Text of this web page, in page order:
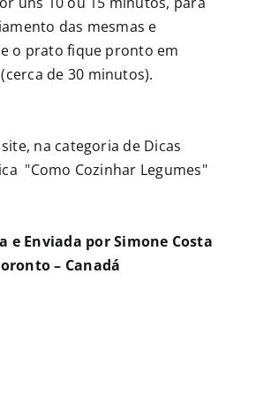
das mesmas e
o prato fique pronto em
de 30 minutos).
na categoria de Dicas
"Como Cozinhar Legumes"
e Enviada por Simone Costa
– Canadá